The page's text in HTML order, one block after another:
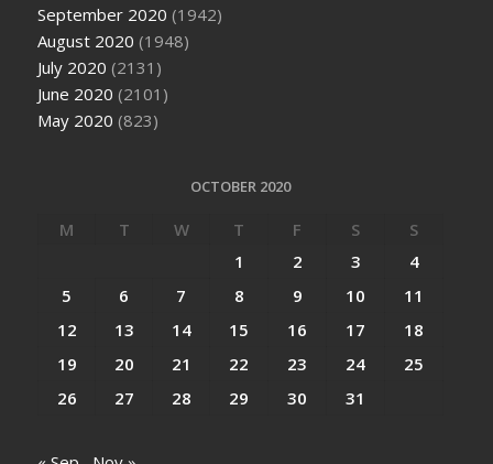
September 2020 (1942)
August 2020 (1948)
July 2020 (2131)
June 2020 (2101)
May 2020 (823)
OCTOBER 2020
M T W T F S
S
1
2 3
4
5
6 7 8 9 10
11
12
13 14 15 16 17
18
19
20 21 22 23 24
25
26
27 28 29 30 31